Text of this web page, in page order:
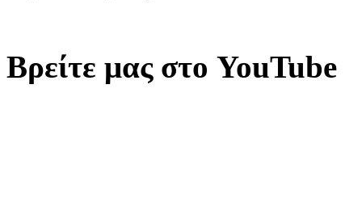
Βρείτε μας στο YouTube